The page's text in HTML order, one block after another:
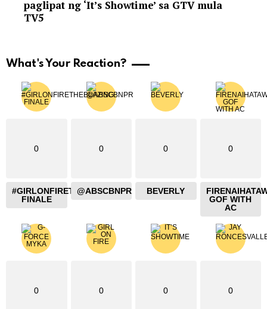
paglipat ng ‘It’s Showtime’ sa GTV mula
TV5
What's Your Reaction?
0
#GIRLONFIRETHEBLAZING
FINALE
0
@ABSCBNPR
0
BEVERLY
0
GOF WITH
AC
0 0 0 0